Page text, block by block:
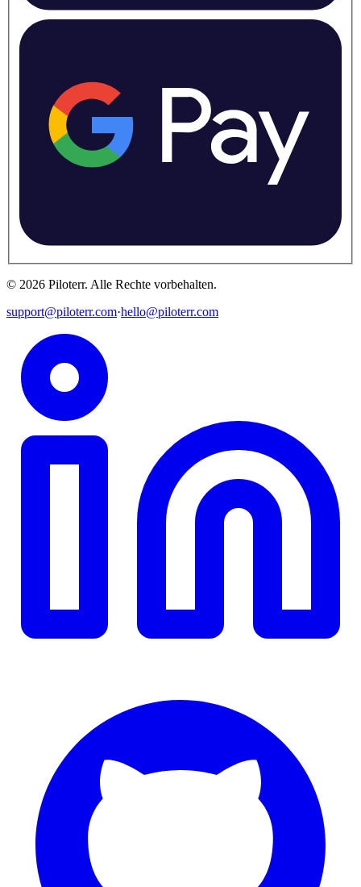
© 2026 Piloterr. Alle Rechte vorbehalten.
support@piloterr.com·hello@piloterr.com